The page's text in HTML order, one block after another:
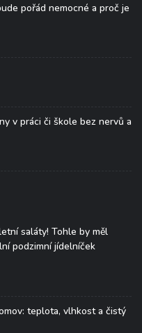
pořád nemocné a proč je
v práci či škole bez nervů a
saláty! Tohle by měl
podzimní jídelníček
teplota, vlhkost a čistý